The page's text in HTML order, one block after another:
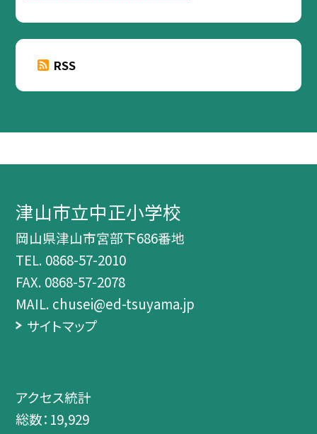
RSS
津山市立中正小学校
岡山県津山市宮部下686番地
TEL. 0868-57-2010
FAX. 0868-57-2078
MAIL. chusei@ed-tsuyama.jp
サイトマップ
アクセス統計
総数： 19,929